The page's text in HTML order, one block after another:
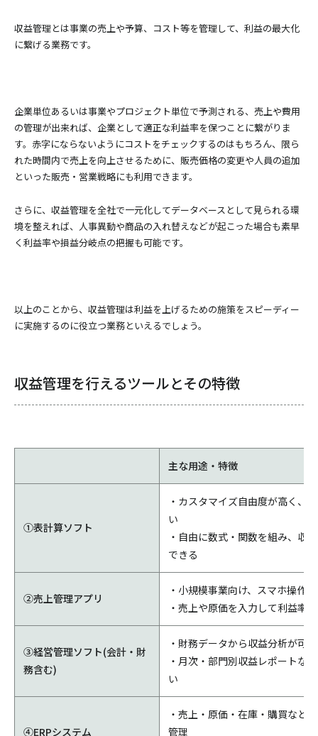
収益管理とは事業の売上や予算、コスト等を管理して、利益の最大化
に繋げる業務です。
企業単位あるいは事業やプロジェクト単位で予測される、売上や費用
の管理が出来れば、企業として適正な利益率を保つことに繋がりま
す。赤字にならないようにコストをチェックするのはもちろん、限ら
れた時間内で売上を向上させるために、販売価格の変更や人員の追加
といった販売・営業戦略にも利用できます。
さらに、収益管理を全社で一元化してデータベースとして見られる環
境を整えれば、人事異動や商品の入れ替えなどが起こった場合も素早
く利益率や損益分岐点の把握も可能です。
以上のことから、収益管理は利益を上げるための施策をスピーディー
に実施するのに役立つ業務といえるでしょう。
収益管理を行えるツールとその特徴
主な用途・特徴
①表計算ソフト
・カスタマイズ自由度が高く、
い
・自由に数式・関数を組み、収
できる
②売上管理アプリ
・小規模事業向け、スマホ操作
・売上や原価を入力して利益率
③経営管理ソフト(会計・財
務含む)
・財務データから収益分析が可能
・月次・部門別収益レポートな
い
④ERPシステム
・売上・原価・在庫・購買など
管理